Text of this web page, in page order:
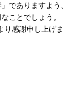
でありますよう、
ことでしょう。
り感謝申し上げま